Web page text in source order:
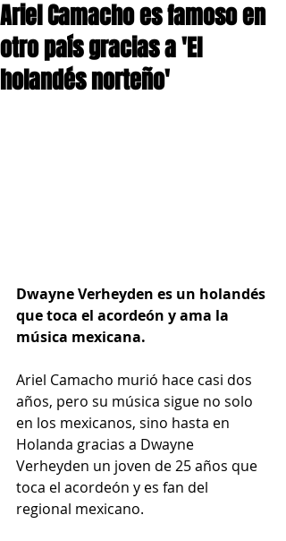
Ariel Camacho es famoso en
otro país gracias a 'El
holandés norteño'
Dwayne Verheyden es un holandés
que toca el acordeón y ama la
música mexicana.
Ariel Camacho murió hace casi dos
años, pero su música sigue no solo
en los mexicanos, sino hasta en
Holanda gracias a Dwayne
Verheyden un joven de 25 años que
toca el acordeón y es fan del
regional mexicano.